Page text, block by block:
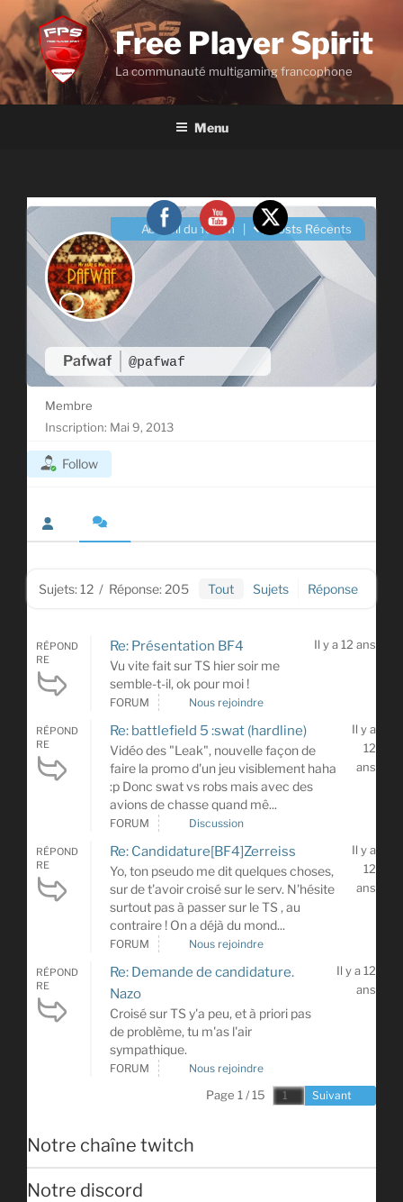
Aller
au
contenu
principal
Free Player Spirit
La communauté multigaming francophone
Menu
Pafwaf @pafwaf
Accueil du forum | Posts Récents
Membre
Inscription: Mai 9, 2013
Follow
Sujets: 12 / Réponse: 205 Tout Sujets Réponse
RÉPOND
RE
Re: Présentation BF4
Vu vite fait sur TS hier soir me
semble-t-il, ok pour moi !
Il y a 12 ans
FORUM Nous rejoindre
RÉPOND
RE
Re: battlefield 5 :swat (hardline)
Vidéo des "Leak", nouvelle façon de
faire la promo d'un jeu visiblement haha
:p Donc swat vs robs mais avec des
avions de chasse quand mê...
Il y a
12
ans
FORUM Discussion
RÉPOND
RE
Re: Candidature[BF4]Zerreiss
Yo, ton pseudo me dit quelques choses,
sur de t'avoir croisé sur le serv. N'hésite
surtout pas à passer sur le TS , au
contraire ! On a déjà du mond...
Il y a
12
ans
FORUM Nous rejoindre
RÉPOND
RE
Re: Demande de candidature.
Nazo
Croisé sur TS y'a peu, et à priori pas
de problème, tu m'as l'air
sympathique.
Il y a 12
ans
FORUM Nous rejoindre
Page 1 / 15 Suivant
Notre chaîne twitch
Notre discord